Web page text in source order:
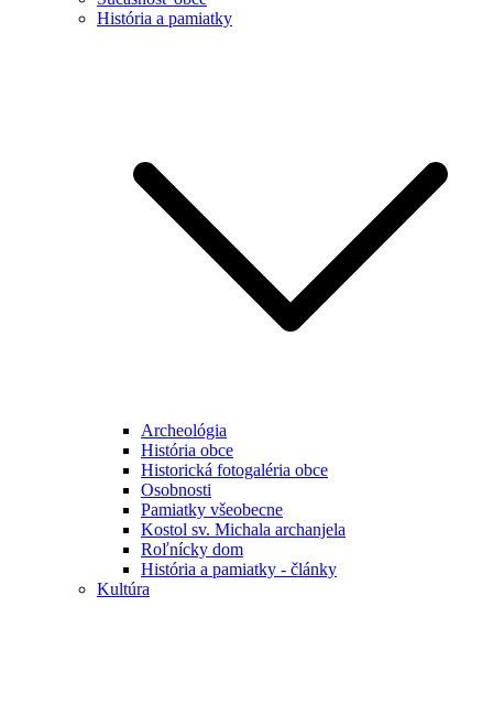
História a pamiatky
Archeológia
História obce
Historická fotogaléria obce
Osobnosti
Pamiatky všeobecne
Kostol sv. Michala archanjela
Roľnícky dom
História a pamiatky - články
Kultúra